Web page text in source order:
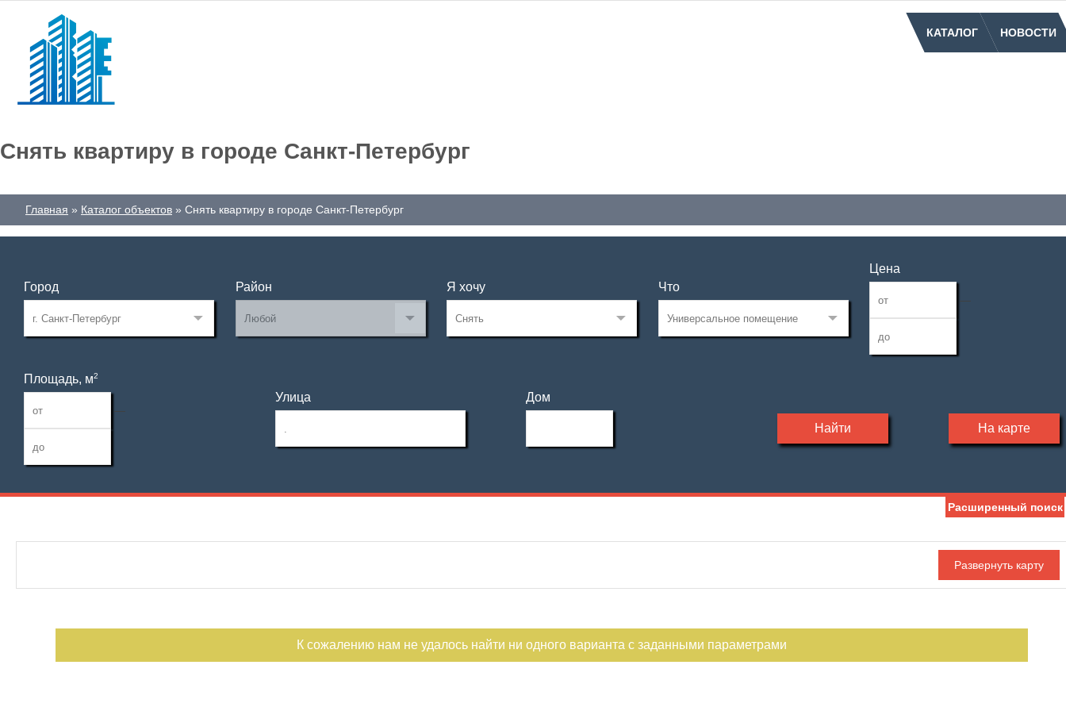
КАТАЛОГ НОВОСТИ
Снять квартиру в городе Санкт-Петербург
Главная Каталог объектов Снять квартиру в городе Санкт-Петербург
Город Район Я хочу Что
Цена
—
Площадь, м2
—
Улица Дом
Найти На карте
Расширенный поиск
К сожалению нам не удалось найти ни одного варианта с заданными параметрами